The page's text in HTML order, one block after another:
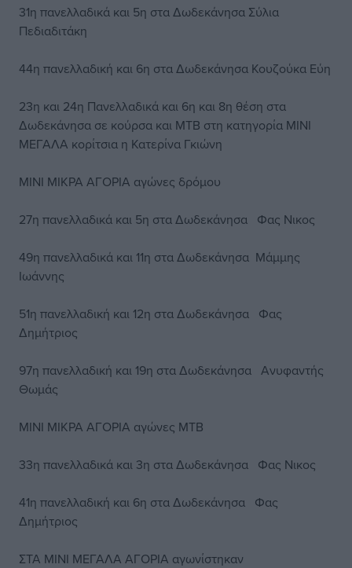
31η πανελλαδικά και 5η στα Δωδεκάνησα Σύλια
Πεδιαδιτάκη
44η πανελλαδική και 6η στα Δωδεκάνησα Κουζούκα Εύη
23η και 24η Πανελλαδικά και 6η και 8η θέση στα
Δωδεκάνησα σε κούρσα και ΜΤΒ στη κατηγορία ΜΙΝΙ
ΜΕΓΑΛΑ κορίτσια η Κατερίνα Γκιώνη
ΜΙΝΙ ΜΙΚΡΑ ΑΓΟΡΙΑ αγώνες δρόμου
27η πανελλαδικά και 5η στα Δωδεκάνησα Φας Νικος
49η πανελλαδικά και 11η στα Δωδεκάνησα Μάμμης
Ιωάννης
51η πανελλαδική και 12η στα Δωδεκάνησα Φας
Δημήτριος
97η πανελλαδική και 19η στα Δωδεκάνησα Ανυφαντής
Θωμάς
ΜΙΝΙ ΜΙΚΡΑ ΑΓΟΡΙΑ αγώνες ΜΤΒ
33η πανελλαδικά και 3η στα Δωδεκάνησα Φας Νικος
41η πανελλαδική και 6η στα Δωδεκάνησα Φας
Δημήτριος
ΣΤΑ ΜΙΝΙ ΜΕΓΑΛΑ ΑΓΟΡΙΑ αγωνίστηκαν